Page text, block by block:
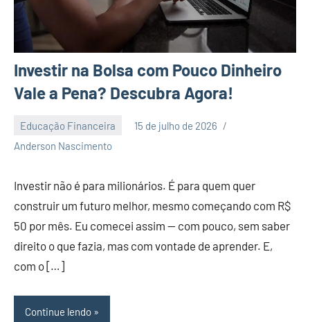
Investir na Bolsa com Pouco Dinheiro
Vale a Pena? Descubra Agora!
Educação Financeira
15 de julho de 2026
Anderson Nascimento
2
Investir não é para milionários. É para quem quer
construir um futuro melhor, mesmo começando com R$
50 por mês. Eu comecei assim — com pouco, sem saber
direito o que fazia, mas com vontade de aprender. E,
com o […]
Continue lendo